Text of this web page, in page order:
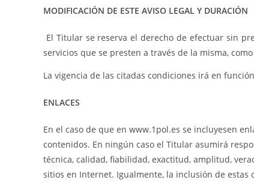
MODIFICACIÓN DE ESTE AVISO LEGAL Y DURACIÓN
El Titular se reserva el derecho de efectuar sin
servicios que se presten a través de la misma,
La vigencia de las citadas condiciones irá en
ENLACES
En el caso de que en www.1pol.es se incluyesen
contenidos. En ningún caso el Titular asumirá
técnica, calidad, fiabilidad, exactitud, amplitud,
sitios en Internet. Igualmente, la inclusión de estas